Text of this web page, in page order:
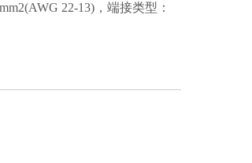
22-13)，端接类型：